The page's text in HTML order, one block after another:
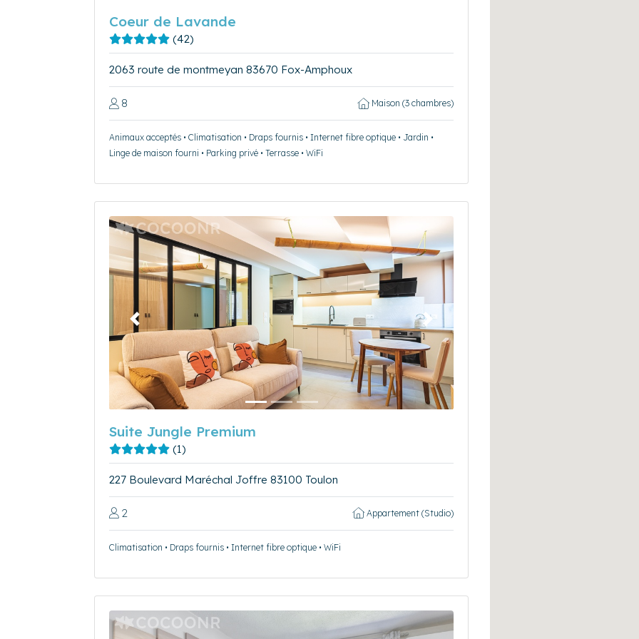
Coeur de Lavande
(42)
2063 route de montmeyan 83670 Fox-Amphoux
8 Maison (3 chambres)
Animaux acceptés • Climatisation • Draps fournis • Internet fibre optique • Jardin •
Linge de maison fourni • Parking privé • Terrasse • WiFi
Précédent Suivant
Suite Jungle Premium
(1)
227 Boulevard Maréchal Joffre 83100 Toulon
2 Appartement (Studio)
Climatisation • Draps fournis • Internet fibre optique • WiFi